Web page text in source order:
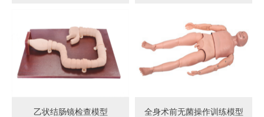
乙状结肠镜检查模型 全身术前无菌操作训练模型